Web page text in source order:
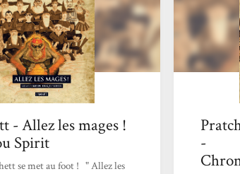
moment
- Allez les mages !
Spirit
se met au foot ! " Allez les
-